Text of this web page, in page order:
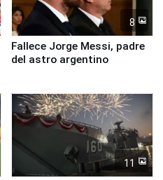
8
Fallece Jorge Messi, padre
del astro argentino
11